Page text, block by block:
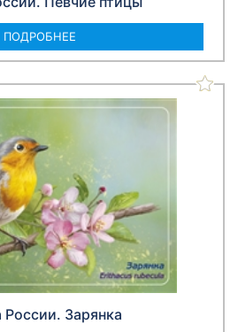
ПОДРОБНЕЕ
России. Зарянка